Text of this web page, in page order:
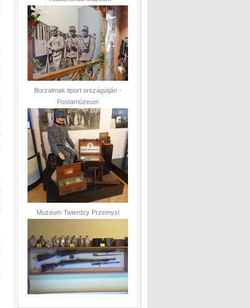
Borzalmak tiport országútján -
Postamúzeum
Muzeum Twierdzy Przemysl